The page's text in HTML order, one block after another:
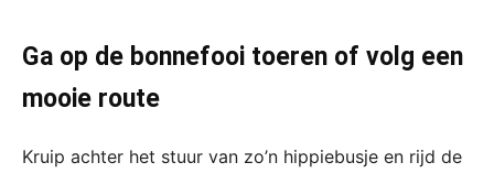
Ga op de bonnefooi toeren of volg een
mooie route
Kruip achter het stuur van zo’n hippiebusje en rijd de